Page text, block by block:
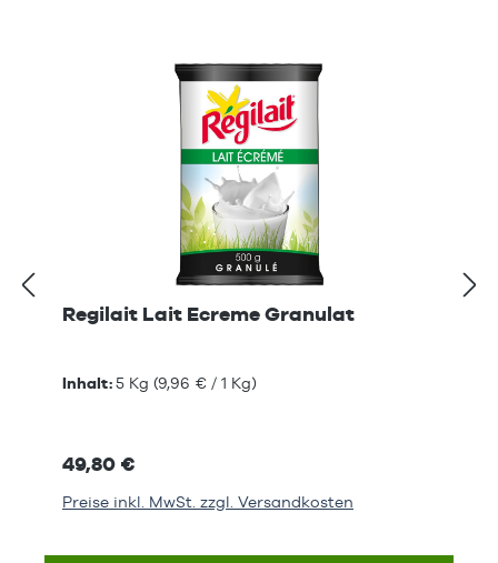
Regilait Lait Ecreme Granulat
Inhalt:5 Kg (9,96 € / 1 Kg)
49,80 €
Preise inkl. MwSt. zzgl. Versandkosten